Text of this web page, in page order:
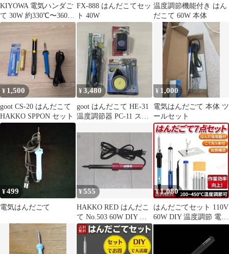
KIYOWA 電気ハンダご
て 30W 約330℃〜360℃
本体
FX-888 はんだこてセッ
ト 40W
温度調節機能付き はん
だこて 60W 本体
¥ 1,500
goot CS-20 はんだこて
HAKKO SPPON セット
¥3,480
goot はんだこて HE-31
温度調節器 PC-11 スタ
¥ 1,000
電気はんだごて 本体 ツ
ールセット
¥499
電気はんだごて
¥555
HAKKO RED はんだこ
て No.503 60W DIY 工
具
¥1,080
はんだごてセット 110V
60W DIY 温度調節 電子
作業 工具 基板